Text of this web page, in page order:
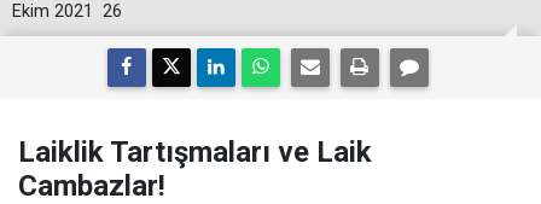
26
Ekim 2021
Laiklik Tartışmaları ve Laik
Cambazlar!